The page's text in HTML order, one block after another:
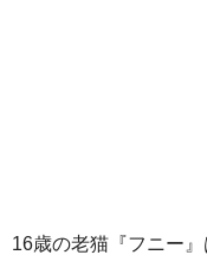
16歳の老猫『フニー